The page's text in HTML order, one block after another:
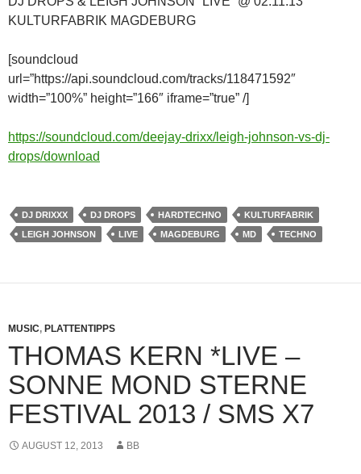
KULTURFABRIK MAGDEBURG
[soundcloud
url=”https://api.soundcloud.com/tracks/118471592″
width=”100%” height=”166″ iframe=”true” /]
https://soundcloud.com/deejay-drixx/leigh-johnson-vs-dj-
drops/download
DJ DRIXXX DJ DROPS HARDTECHNO
KULTURFABRIK
LEIGH JOHNSON
LIVE MAGDEBURG MD TECHNO
MUSIC, PLATTENTIPPS
THOMAS KERN *LIVE –
SONNE MOND STERNE
FESTIVAL 2013 / SMS X7
AUGUST 12, 2013 BB